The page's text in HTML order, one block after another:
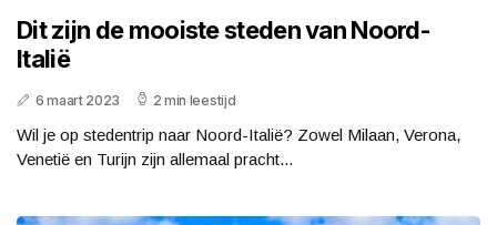
Dit zijn de mooiste steden van Noord-
Italië
6 maart 2023 2 min leestijd
Wil je op stedentrip naar Noord-Italië? Zowel Milaan, Verona,
Venetië en Turijn zijn allemaal pracht...